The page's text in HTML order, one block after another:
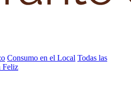
Consumo en el Local Todas las
Feliz